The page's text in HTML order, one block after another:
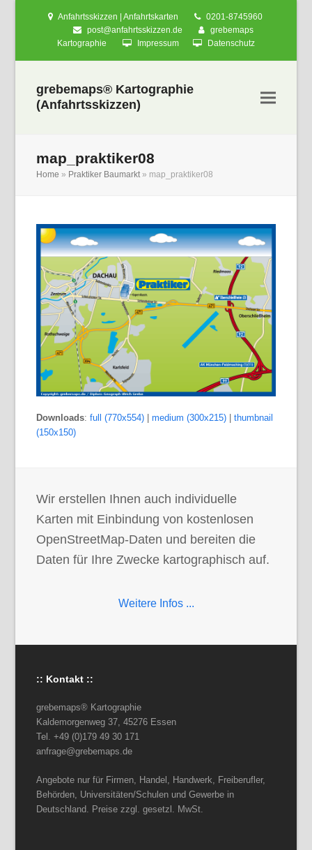
Anfahrtsskizzen | Anfahrtskarten
0201-8745960
post@anfahrtsskizzen.de
grebemaps
Kartographie
Impressum Datenschutz
grebemaps® Kartographie
(Anfahrtsskizzen)
map_praktiker08
Home » Praktiker Baumarkt» map_praktiker08
Downloads:full (770x554) |medium (300x215) |thumbnail
(150x150)
Wir erstellen Ihnen auch individuelle
Karten mit Einbindung von kostenlosen
OpenStreetMap-Daten und bereiten die
Daten für Ihre Zwecke kartographisch auf.
Weitere Infos ...
:: Kontakt ::
grebemaps® Kartographie
Kaldemorgenweg 37, 45276 Essen
Tel. +49 (0)179 49 30 171
anfrage@grebemaps.de
Angebote nur für Firmen, Handel, Handwerk, Freiberufler,
Behörden, Universitäten/Schulen und Gewerbe in
Deutschland. Preise zzgl. gesetzl. MwSt.